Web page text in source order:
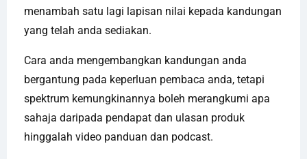
menambah satu lagi lapisan nilai kepada kandungan
yang telah anda sediakan.
Cara anda mengembangkan kandungan anda
bergantung pada keperluan pembaca anda, tetapi
spektrum kemungkinannya boleh merangkumi apa
sahaja daripada pendapat dan ulasan produk
hinggalah video panduan dan podcast.